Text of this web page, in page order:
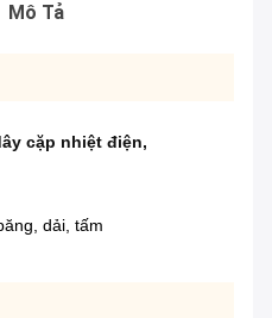
Mô Tả
cặp nhiệt điện,
dải, tấm